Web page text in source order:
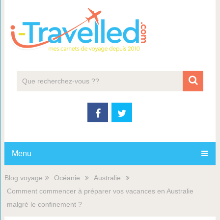
Menu
Blog voyage Océanie
Australie
Comment commencer à préparer vos vacances en Australie
malgré le confinement ?